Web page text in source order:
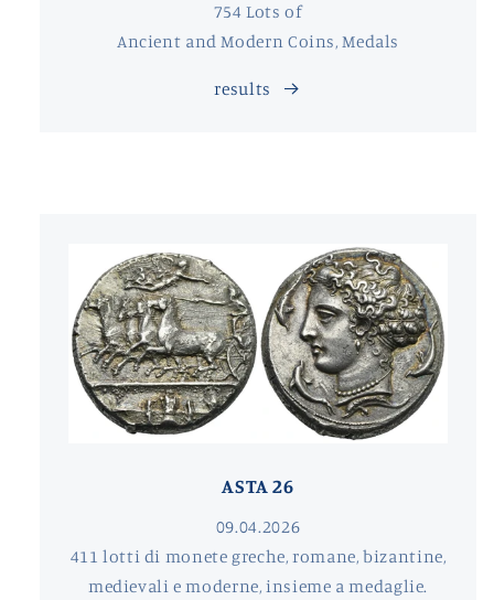
754 Lots of
Ancient and Modern Coins, Medals
results
ASTA 26
09.04.2026
411 lotti di monete greche, romane, bizantine,
medievali e moderne, insieme a medaglie.